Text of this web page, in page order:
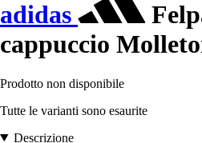
adidas
cappuccio
Prodotto non disponibile
Tutte le varianti sono esaurite
Descrizione